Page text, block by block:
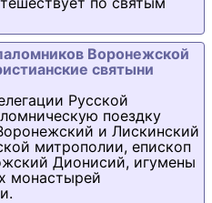
Воронежской
святыни
Русской
поездку
и Лискинский
митрополии, епископ
Дионисий, игумены
монастырей